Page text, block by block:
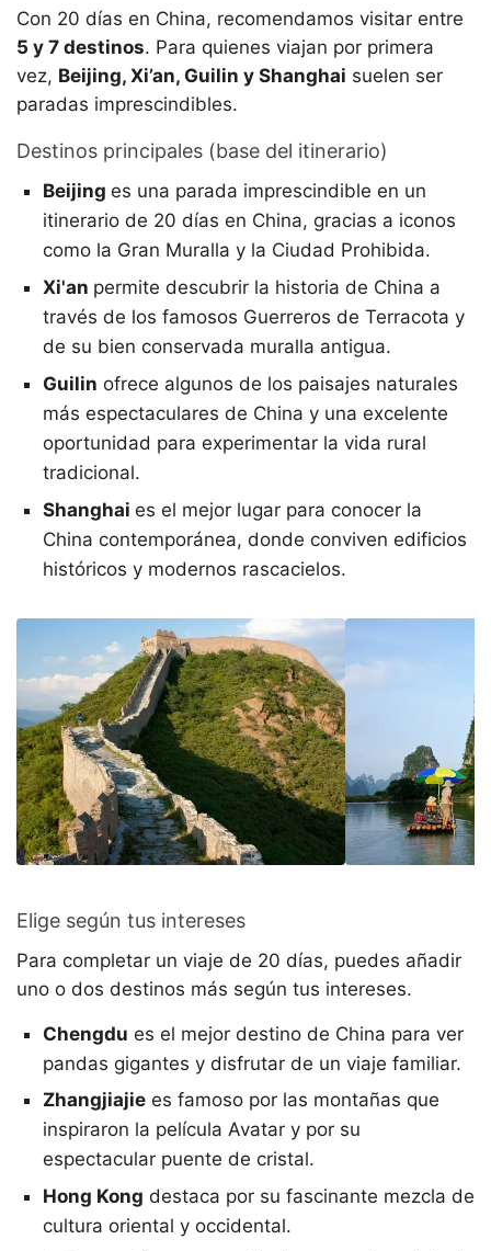
Con 20 días en China, recomendamos visitar entre
5 y 7 destinos. Para quienes viajan por primera
vez, Beijing, Xi’an, Guilin y Shanghai suelen ser
paradas imprescindibles.
Destinos principales (base del itinerario)
Beijing es una parada imprescindible en un
itinerario de 20 días en China, gracias a iconos
como la Gran Muralla y la Ciudad Prohibida.
Xi'an permite descubrir la historia de China a
través de los famosos Guerreros de Terracota y
de su bien conservada muralla antigua.
Guilin ofrece algunos de los paisajes naturales
más espectaculares de China y una excelente
oportunidad para experimentar la vida rural
tradicional.
Shanghai es el mejor lugar para conocer la
China contemporánea, donde conviven edificios
históricos y modernos rascacielos.
Elige según tus intereses
Para completar un viaje de 20 días, puedes añadir
uno o dos destinos más según tus intereses.
Chengdu es el mejor destino de China para ver
pandas gigantes y disfrutar de un viaje familiar.
Zhangjiajiees famoso por las montañas que
inspiraron la película Avatar y por su
espectacular puente de cristal.
Hong Kong destaca por su fascinante mezcla de
cultura oriental y occidental.